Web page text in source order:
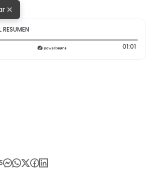
×
transcurrido: 0 segundos 01:01